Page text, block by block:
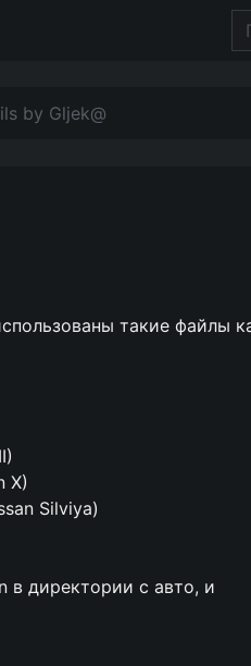
by Gljek@
такие файлы
X)
Silviya)
в директории с авто, и